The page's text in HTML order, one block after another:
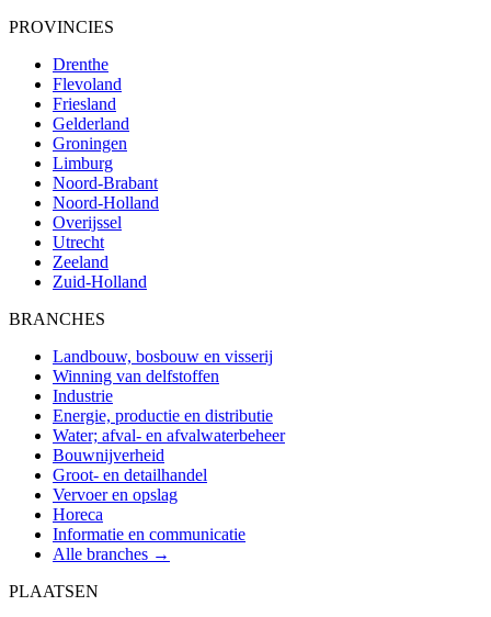
PROVINCIES
Drenthe
Flevoland
Friesland
Gelderland
Groningen
Limburg
Noord-Brabant
Noord-Holland
Overijssel
Utrecht
Zeeland
Zuid-Holland
BRANCHES
Landbouw, bosbouw en visserij
Winning van delfstoffen
Industrie
Energie, productie en distributie
Water; afval- en afvalwaterbeheer
Bouwnijverheid
Groot- en detailhandel
Vervoer en opslag
Horeca
Informatie en communicatie
Alle branches →
PLAATSEN